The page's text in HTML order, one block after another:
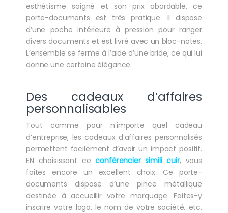
esthétisme soigné et son prix abordable, ce
porte-documents est très pratique. Il dispose
d’une poche intérieure à pression pour ranger
divers documents et est livré avec un bloc-notes.
L’ensemble se ferme à l’aide d’une bride, ce qui lui
donne une certaine élégance.
Des cadeaux d’affaires
personnalisables
Tout comme pour n’importe quel cadeau
d’entreprise, les cadeaux d’affaires personnalisés
permettent facilement d’avoir un impact positif.
EN choisissant ceconférencier simili cuir, vous
faites encore un excellent choix. Ce porte-
documents dispose d’une pince métallique
destinée à accueillir votre marquage. Faites-y
inscrire votre logo, le nom de votre société, etc.